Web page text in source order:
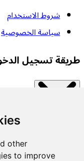
other
to improve
شروط الاستخدام
سياسة الخصوصية
طريقة تسجيل
اتصل بإحدى الخدمات